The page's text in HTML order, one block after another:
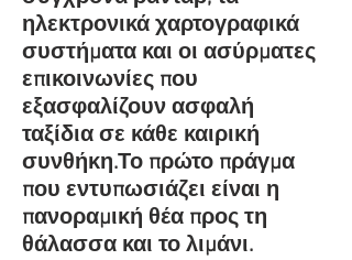
ηλεκτρονικά χαρτογραφικά
συστήματα και οι ασύρματες
επικοινωνίες που
εξασφαλίζουν ασφαλή
ταξίδια σε κάθε καιρική
συνθήκη.Το πρώτο πράγμα
που εντυπωσιάζει είναι η
πανοραμική θέα προς τη
θάλασσα και το λιμάνι.